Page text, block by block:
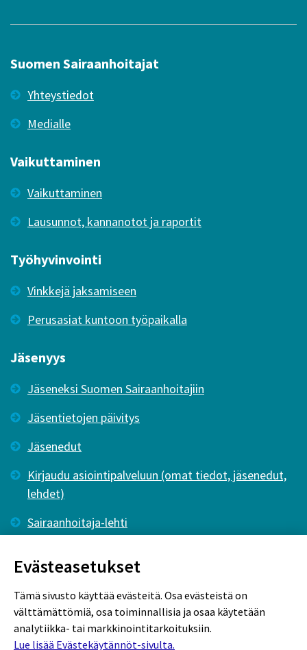
Suomen Sairaanhoitajat
Yhteystiedot
Medialle
Vaikuttaminen
Vaikuttaminen
Lausunnot, kannanotot ja raportit
Työhyvinvointi
Vinkkejä jaksamiseen
Perusasiat kuntoon työpaikalla
Jäsenyys
Jäseneksi Suomen Sairaanhoitajiin
Jäsentietojen päivitys
Jäsenedut
Kirjaudu asiointipalveluun (omat tiedot, jäsenedut,
lehdet)
Sairaanhoitaja-lehti
Evästeasetukset
Tämä sivusto käyttää evästeitä. Osa evästeistä on
välttämättömiä, osa toiminnallisia ja osaa käytetään
analytiikka- tai markkinointitarkoituksiin.
Lue lisää Evästekäytännöt-sivulta.